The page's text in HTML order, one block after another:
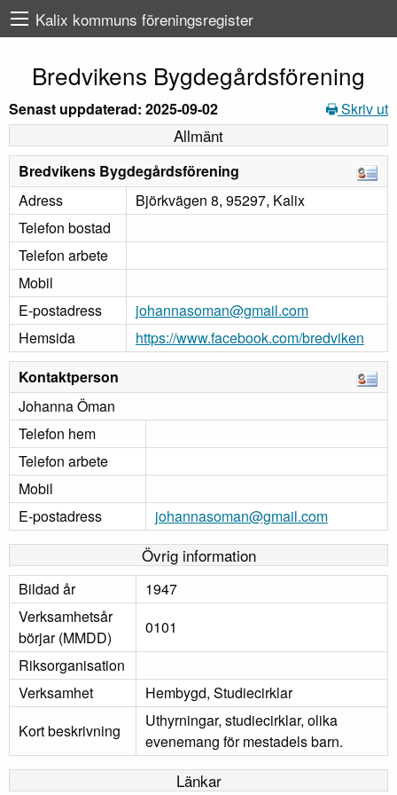
Kalix kommuns föreningsregister
Bredvikens Bygdegårdsförening
Senast uppdaterad: 2025-09-02 Skriv ut
Allmänt
Bredvikens Bygdegårdsförening
Adress
Björkvägen 8, 95297, Kalix
Telefon bostad
Telefon arbete
Mobil
E-postadress
johannasoman@gmail.com
Hemsida
https://www.facebook.com/bredviken
Kontaktperson
Johanna Öman
Telefon hem
Telefon arbete
Mobil
E-postadress
johannasoman@gmail.com
Övrig information
Bildad år
1947
Verksamhetsår
börjar (MMDD)
0101
Riksorganisation
Verksamhet
Hembygd, Studiecirklar
Kort beskrivning
Uthyrningar, studiecirklar, olika
evenemang för mestadels barn.
Länkar